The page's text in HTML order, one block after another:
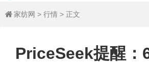
 家纺网 > 行情 > 正文
PriceSeek提醒：